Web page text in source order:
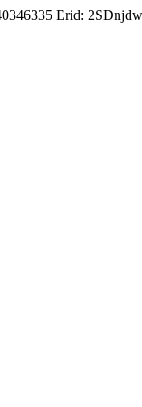
Erid: